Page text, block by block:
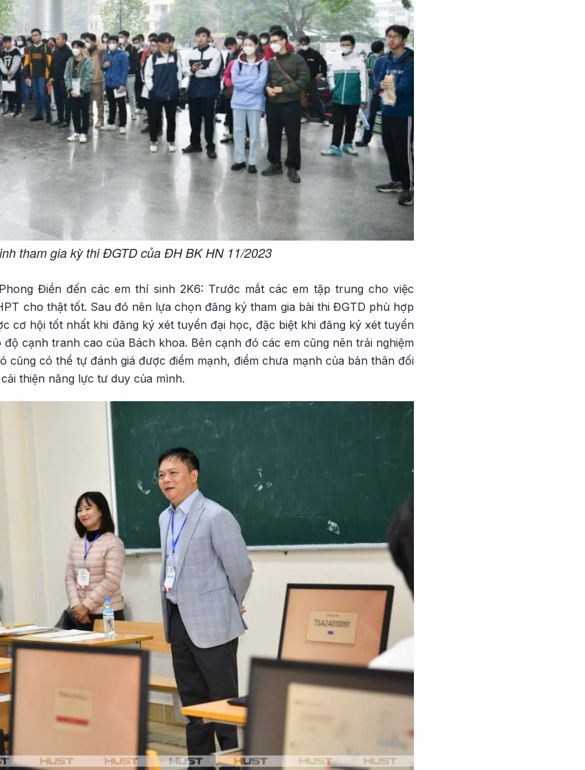
tham gia kỳ thi ĐGTD của ĐH BK HN 11/2023
Điền đến các em thí sinh 2K6: Trước mắt các em tập trung cho việc
cho thật tốt. Sau đó nên lựa chọn đăng ký tham gia bài thi ĐGTD phù hợp
cơ hội tốt nhất khi đăng ký xét tuyển đại học, đặc biệt khi đăng ký xét tuyển
cạnh tranh cao của Bách khoa. Bên cạnh đó các em cũng nên trải nghiệm
cũng có thể tự đánh giá được điểm mạnh, điểm chưa mạnh của bản thân đối
thiện năng lực tư duy của mình.